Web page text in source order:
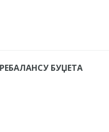
БУЏЕТА